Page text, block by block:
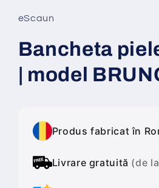
fereastră
modală
eScaun
Bancheta
| model
Produs fabricat în
Livrare gratuită (de